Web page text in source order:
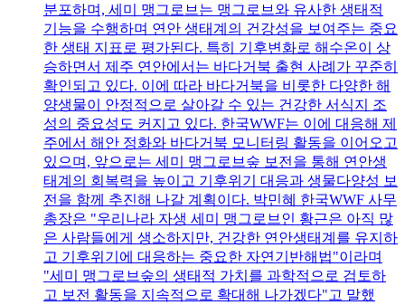
분포하며, 세미 맹그로브는 맹그로브와 유사한 생태적
기능을 수행하며 연안 생태계의 건강성을 보여주는 중요
한 생태 지표로 평가된다. 특히 기후변화로 해수온이 상
승하면서 제주 연안에서는 바다거북 출현 사례가 꾸준히
확인되고 있다. 이에 따라 바다거북을 비롯한 다양한 해
양생물이 안정적으로 살아갈 수 있는 건강한 서식지 조
성의 중요성도 커지고 있다. 한국WWF는 이에 대응해 제
주에서 해안 정화와 바다거북 모니터링 활동을 이어오고
있으며, 앞으로는 세미 맹그로브숲 보전을 통해 연안생
태계의 회복력을 높이고 기후위기 대응과 생물다양성 보
전을 함께 추진해 나갈 계획이다. 박민혜 한국WWF 사무
총장은 "우리나라 자생 세미 맹그로브인 황근은 아직 많
은 사람들에게 생소하지만, 건강한 연안생태계를 유지하
고 기후위기에 대응하는 중요한 자연기반해법"이라며
"세미 맹그로브숲의 생태적 가치를 과학적으로 검토하
고 보전 활동을 지속적으로 확대해 나가겠다"고 말했